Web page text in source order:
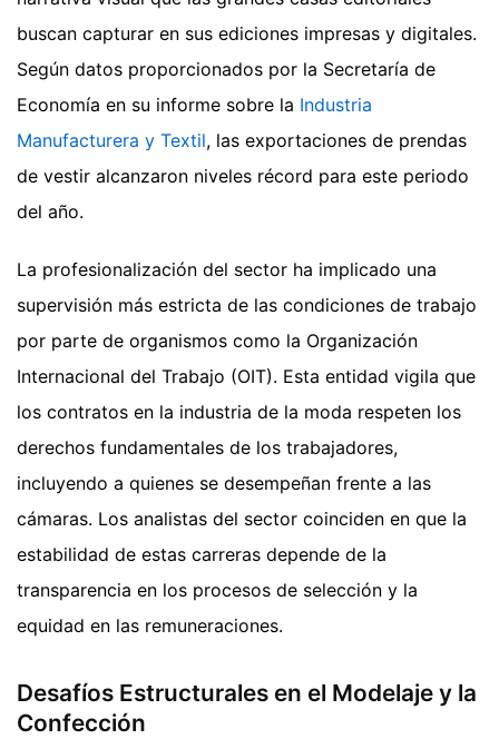
buscan capturar en sus ediciones impresas y digitales.
Según datos proporcionados por la Secretaría de
Economía en su informe sobre la Industria
Manufacturera y Textil, las exportaciones de prendas
de vestir alcanzaron niveles récord para este periodo
del año.
La profesionalización del sector ha implicado una
supervisión más estricta de las condiciones de trabajo
por parte de organismos como la Organización
Internacional del Trabajo (OIT). Esta entidad vigila que
los contratos en la industria de la moda respeten los
derechos fundamentales de los trabajadores,
incluyendo a quienes se desempeñan frente a las
cámaras. Los analistas del sector coinciden en que la
estabilidad de estas carreras depende de la
transparencia en los procesos de selección y la
equidad en las remuneraciones.
Desafíos Estructurales en el Modelaje y la
Confección